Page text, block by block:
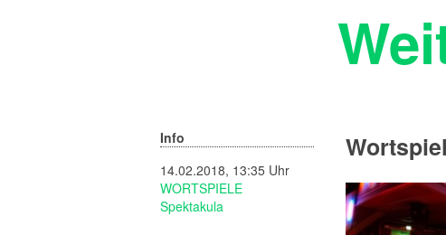
Info
14.02.2018, 13:35 Uhr
WORTSPIELE
Spektakula